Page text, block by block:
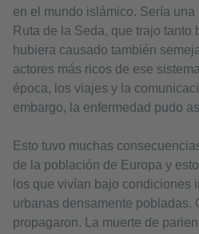
en el mundo islámico. Sería
Ruta de la Seda, que trajo tanto
hubiera causado también
actores más ricos de ese
época, los viajes y la
embargo, la enfermedad pudo
Esto tuvo muchas
de la población de Europa y
los que vivían bajo condiciones
urbanas densamente pobladas.
propagaron. La muerte de